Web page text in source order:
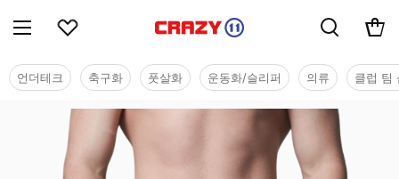
언더테크 축구화 풋살화 운동화/슬리퍼 의류 클럽 팀